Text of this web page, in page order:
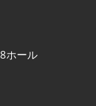
ホール